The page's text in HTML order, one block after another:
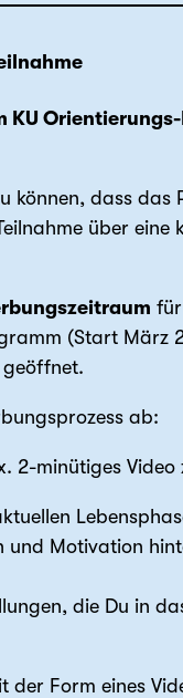
KU
können, dass das
über eine
(Start März
geöffnet.
ab:
2-minütiges Video
und Motivation
die Du in
der Form eines